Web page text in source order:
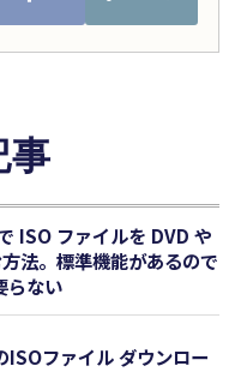
事
ISO ファイルを DVD や
法。標準機能があるので
らない
ファイル ダウンロー